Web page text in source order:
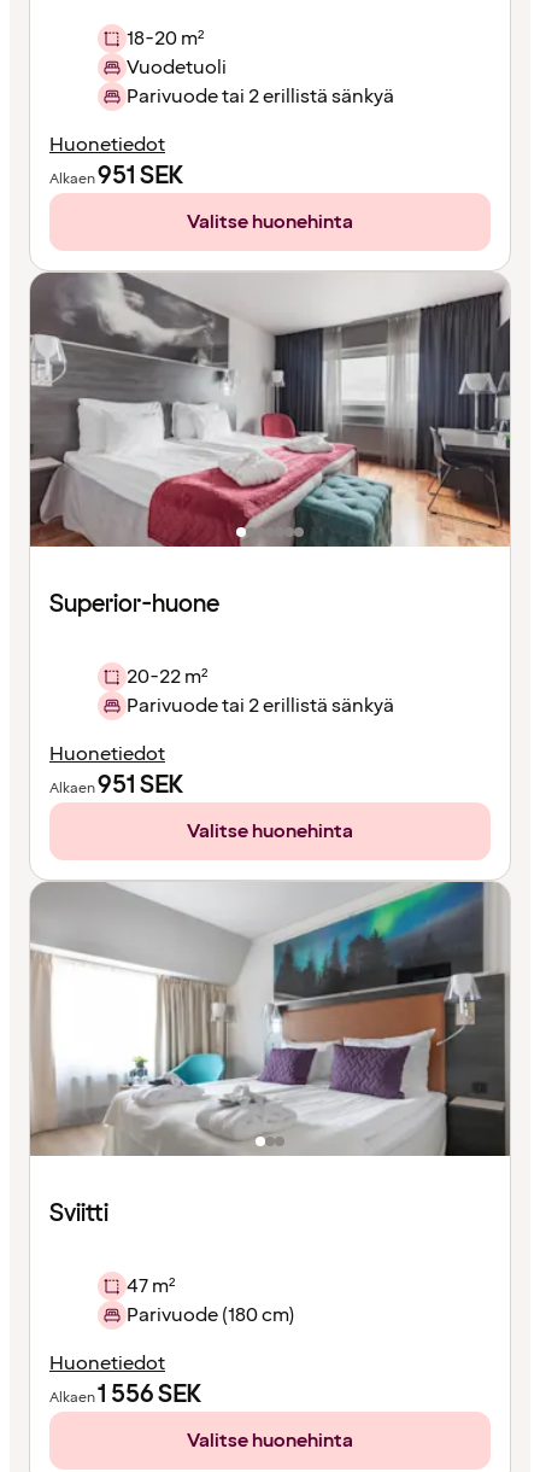
18-20 m²
Vuodetuoli
Parivuode tai 2 erillistä sänkyä
Huonetiedot
Alkaen951SEK
Valitse huonehinta
Superior-huone
20-22 m²
Parivuode tai 2 erillistä sänkyä
Huonetiedot
Alkaen951SEK
Valitse huonehinta
Sviitti
47 m²
Parivuode (180 cm)
Huonetiedot
Alkaen1 556SEK
Valitse huonehinta